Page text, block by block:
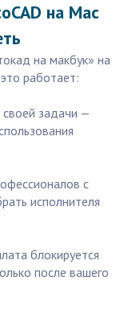
на Mac
на макбук» на
работает:
задачи —
с
исполнителя
блокируется
после вашего